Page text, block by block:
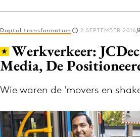
Log in
Volg het laatste nieuws
Digital transformation 2 SEPTEMBER 2016
Werkverkeer:
Media, De
Wie waren de 'movers en